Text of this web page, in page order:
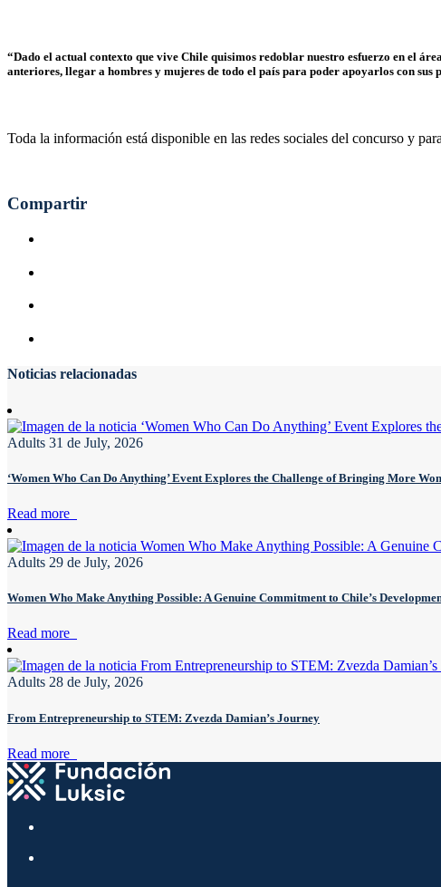
“Dado el actual contexto que vive Chile quisimos redoblar nuestro esfuerzo en el
anteriores, llegar a hombres y mujeres de todo el país para poder apoyarlos con
Toda la información está disponible en las redes sociales del concurso y
Compartir
Noticias relacionadas
Adults 31 de July, 2026
‘Women Who Can Do Anything’ Event Explores the Challenge of Bringing More
Read more
Adults 29 de July, 2026
Women Who Make Anything Possible: A Genuine Commitment to Chile’s
Read more
Adults 28 de July, 2026
From Entrepreneurship to STEM: Zvezda Damian’s Journey
Read more